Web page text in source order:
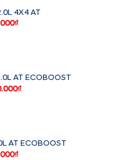
4X4 AT
₫
AT ECOBOOST
₫
AT ECOBOOST
₫